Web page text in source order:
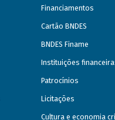
Financiamentos
Cartão BNDES
BNDES Finame
Instituições
Patrocínios
Licitações
Cultura e economia